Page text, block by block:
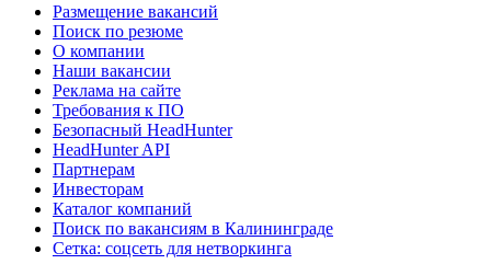
Размещение вакансий
Поиск по резюме
О компании
Наши вакансии
Реклама на сайте
Требования к ПО
Безопасный HeadHunter
HeadHunter API
Партнерам
Инвесторам
Каталог компаний
Поиск по вакансиям в Калининграде
Сетка: соцсеть для нетворкинга